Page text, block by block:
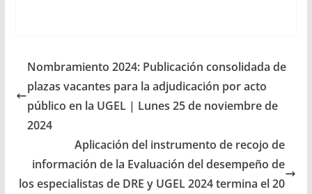
Nombramiento 2024: Publicación consolidada de
plazas vacantes para la adjudicación por acto
público en la UGEL | Lunes 25 de noviembre de
2024
Aplicación del instrumento de recojo de
información de la Evaluación del desempeño de
los especialistas de DRE y UGEL 2024 termina el 20